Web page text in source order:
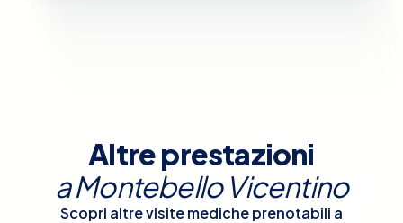
Altre prestazioni
aMontebello Vicentino
Scopri altre visite mediche prenotabili a